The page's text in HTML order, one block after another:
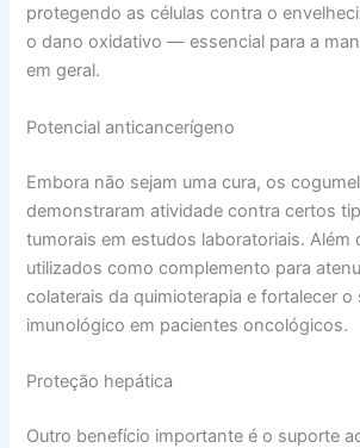
protegendo as células contra o
o dano oxidativo — essencial para a
em geral.
Potencial anticancerígeno
Embora não sejam uma cura, os
demonstraram atividade contra certos
tumorais em estudos laboratoriais. Além
utilizados como complemento para
colaterais da quimioterapia e fortalecer o
imunológico em pacientes oncológicos.
Proteção hepática
Outro benefício importante é o suporte